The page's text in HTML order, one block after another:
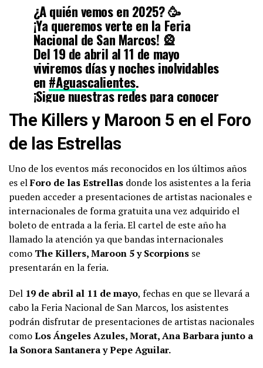
¿A quién vemos en 2025? 🥳
¡Ya queremos verte en la Feria
Nacional de San Marcos! 🎡
Del 19 de abril al 11 de mayo
viviremos días y noches inolvidables
en #Aguascalientes.
¡Sigue nuestras redes para conocer
todos los eventos que te
esperan!#FNSM2025
pic.twitter.com/U2dJaFYioh
— Feria de San Marcos (@FNSM_Oficial)November 26,
2024
The Killers y Maroon 5 en el Foro
de las Estrellas
Uno de los eventos más reconocidos en los últimos años
es elForo de las Estrellas donde los asistentes a la feria
pueden acceder a presentaciones de artistas nacionales e
internacionales de forma gratuita una vez adquirido el
boleto de entrada a la feria. El cartel de este año ha
llamado la atención ya que bandas internacionales
como The Killers, Maroon 5 y Scorpions se
presentarán en la feria.
Del 19 de abril al 11 de mayo, fechas en que se llevará a
cabo la Feria Nacional de San Marcos, los asistentes
podrán disfrutar de presentaciones de artistas nacionales
comoLos Ángeles Azules, Morat, Ana Barbara junto a
la Sonora Santanera y Pepe Aguilar.